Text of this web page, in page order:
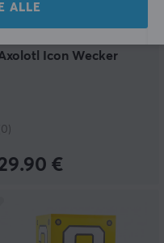
Icon Wecker
(0)
€
ALLE